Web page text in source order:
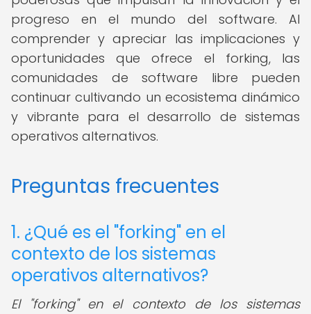
progreso en el mundo del software. Al
comprender y apreciar las implicaciones y
oportunidades que ofrece el forking, las
comunidades de software libre pueden
continuar cultivando un ecosistema dinámico
y vibrante para el desarrollo de sistemas
operativos alternativos.
Preguntas frecuentes
1. ¿Qué es el "forking" en el
contexto de los sistemas
operativos alternativos?
El "forking" en el contexto de los sistemas